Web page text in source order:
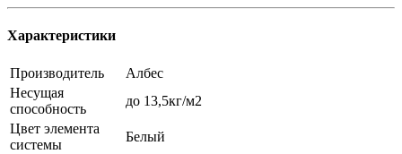
Характеристики
Производитель
Албес
Несущая
способность
до 13,5кг/м2
Цвет элемента
системы
Белый